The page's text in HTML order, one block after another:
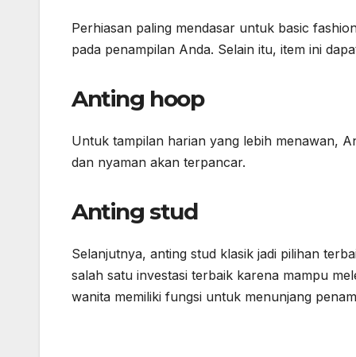
Perhiasan paling mendasar untuk basic
pada penampilan Anda. Selain itu, item ini
Anting hoop
Untuk tampilan harian yang lebih menawan,
dan nyaman akan terpancar.
Anting stud
Selanjutnya, anting stud klasik jadi pilihan
salah satu investasi terbaik karena mampu
wanita memiliki fungsi untuk menunjang